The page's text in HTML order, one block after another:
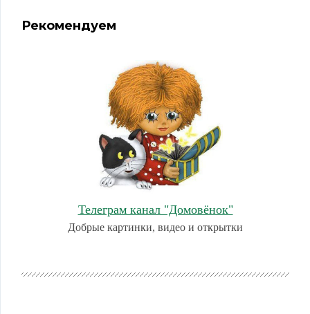
Рекомендуем
Телеграм канал "Домовёнок"
Добрые картинки, видео и открытки